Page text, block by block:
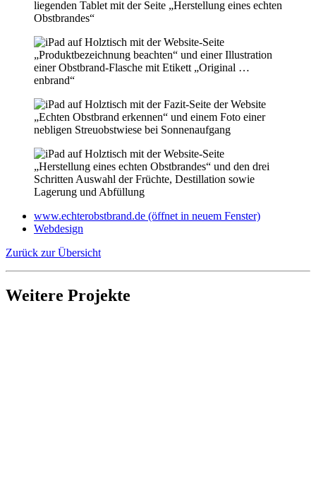
www.echterobstbrand.de (öffnet in neuem Fenster)
Webdesign
Zurück zur Übersicht
Weitere Projekte